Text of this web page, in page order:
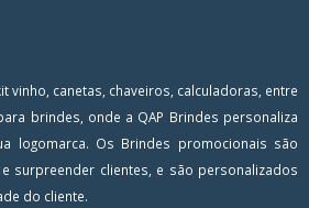
vinho, canetas, chaveiros, calculadoras, entre
brindes, onde a QAP Brindes personaliza
logomarca. Os Brindes promocionais são
surpreender clientes, e são personalizados
do cliente.